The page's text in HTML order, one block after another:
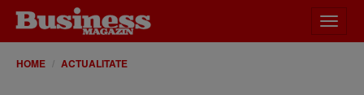
meniu
HOME ACTUALITATE